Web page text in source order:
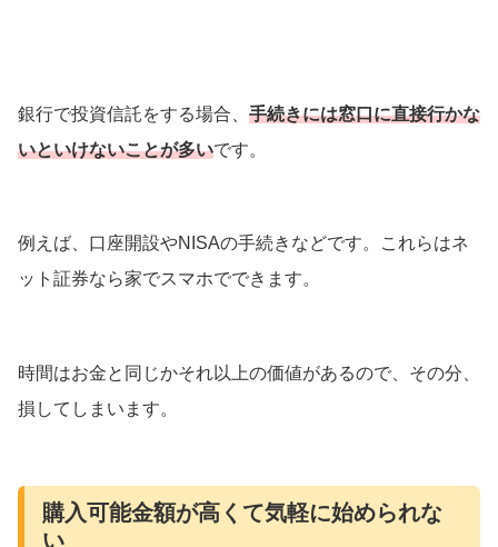
銀行で投資信託をする場合、 手続きには窓口に直接行かな
いといけないことが多いです。
例えば、口座開設やNISAの手続きなどです。これらはネ
ット証券なら家でスマホでできます。
時間はお金と同じかそれ以上の価値があるので、その分、
損してしまいます。
購入可能金額が高くて気軽に始められな
い